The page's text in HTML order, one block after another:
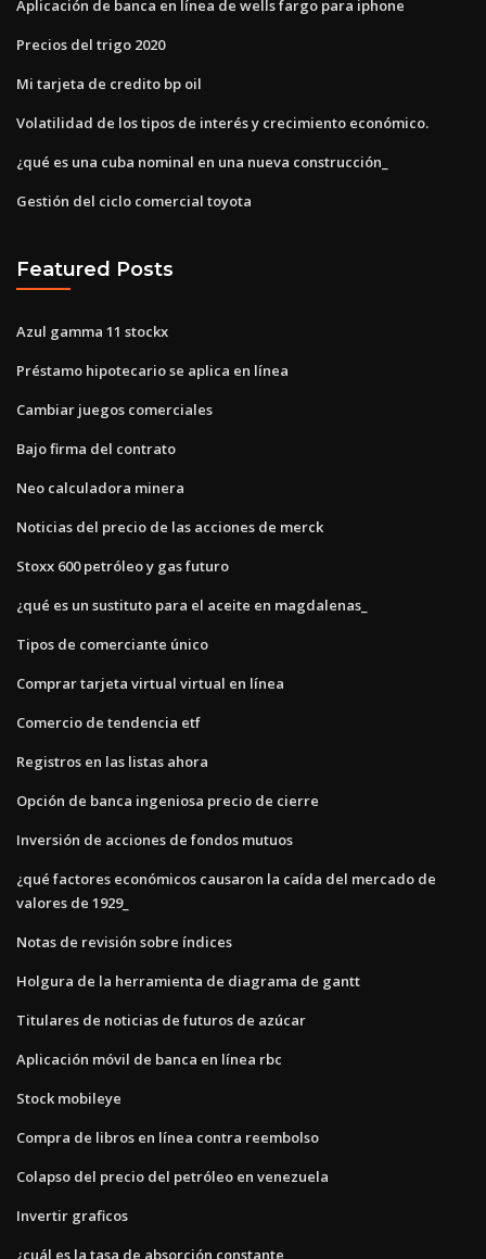
Aplicación de banca en línea de wells fargo para iphone
Precios del trigo 2020
Mi tarjeta de credito bp oil
Volatilidad de los tipos de interés y crecimiento económico.
¿qué es una cuba nominal en una nueva construcción_
Gestión del ciclo comercial toyota
Featured Posts
Azul gamma 11 stockx
Préstamo hipotecario se aplica en línea
Cambiar juegos comerciales
Bajo firma del contrato
Neo calculadora minera
Noticias del precio de las acciones de merck
Stoxx 600 petróleo y gas futuro
¿qué es un sustituto para el aceite en magdalenas_
Tipos de comerciante único
Comprar tarjeta virtual virtual en línea
Comercio de tendencia etf
Registros en las listas ahora
Opción de banca ingeniosa precio de cierre
Inversión de acciones de fondos mutuos
¿qué factores económicos causaron la caída del mercado de
valores de 1929_
Notas de revisión sobre índices
Holgura de la herramienta de diagrama de gantt
Titulares de noticias de futuros de azúcar
Aplicación móvil de banca en línea rbc
Stock mobileye
Compra de libros en línea contra reembolso
Colapso del precio del petróleo en venezuela
Invertir graficos
¿cuál es la tasa de absorción constante_